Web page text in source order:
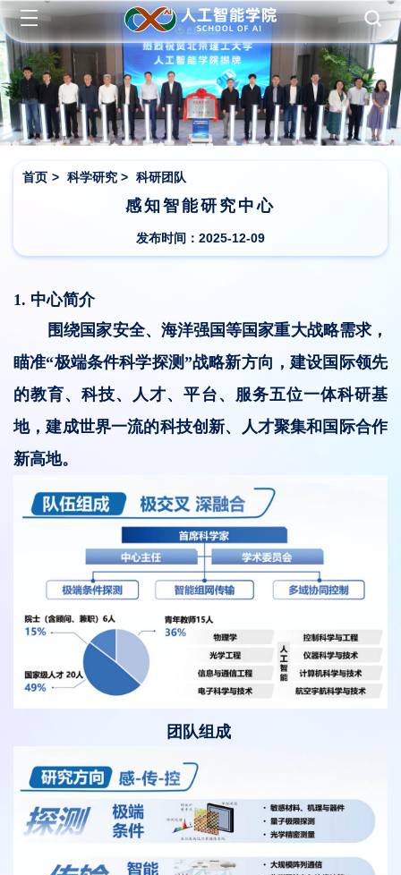
首页 > 科学研究 > 科研团队
感知智能研究中心
发布时间：2025-12-09
1. 中心简介
围绕国家安全、海洋强国等国家重大战略需求，
瞄准“极端条件科学探测”战略新方向，建设国际领先
的教育、科技、人才、平台、服务五位一体科研基
地，建成世界一流的科技创新、人才聚集和国际合作
新高地。
团队组成